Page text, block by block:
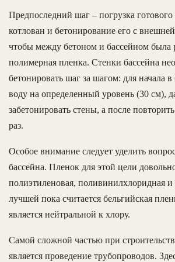
Предпоследний шаг – погрузка готового
котлован и бетонирование его с
чтобы между бетоном и бассейном была
полимерная пленка. Стенки бассейна
бетонировать шаг за шагом: для начала
воду на определенный уровень (30 см),
забетонировать стены, а после
раз.
Особое внимание следует уделить
бассейна. Пленок для этой цели
полиэтиленовая, поливинилхлоридная
лучшей пока считается бельгийская
является нейтральной к хлору.
Самой сложной частью при
является проведение трубопроводов.